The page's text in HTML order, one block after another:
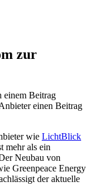
zur
einem Beitrag
einen Beitrag
wie LichtBlick
mehr als ein
Neubau von
Greenpeace Energy
der aktuelle